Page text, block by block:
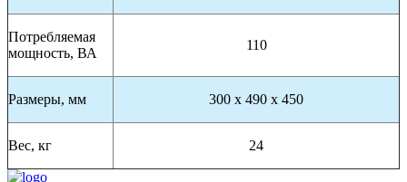
Потребляемая
мощность, ВА
110
Размеры, мм 300 х 490 х 450
Вес, кг 24